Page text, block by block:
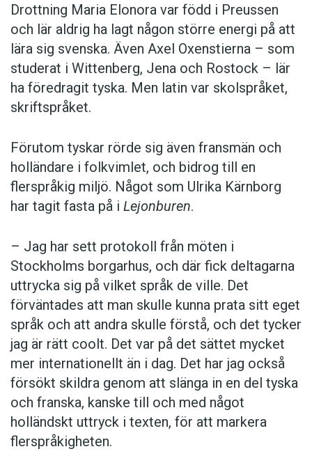
Drottning Maria Elonora var född i Preussen
och lär aldrig ha lagt någon större energi på att
lära sig svenska. Även Axel Oxenstierna – som
studerat i Wittenberg, Jena och Rostock – lär
ha föredragit tyska. Men latin var skolspråket,
skriftspråket.
Förutom tyskar rörde sig även fransmän och
holländare i folkvimlet, och bidrog till en
flerspråkig miljö. Något som Ulrika Kärnborg
har tagit fasta på i Lejonburen.
– Jag har sett protokoll från möten i
Stockholms borgarhus, och där fick deltagarna
uttrycka sig på vilket språk de ville. Det
förväntades att man skulle kunna prata sitt eget
språk och att andra skulle förstå, och det tycker
jag är rätt coolt. Det var på det sättet mycket
mer internationellt än i dag. Det har jag också
försökt skildra genom att slänga in en del tyska
och franska, kanske till och med något
holländskt uttryck i texten, för att markera
flerspråkigheten.